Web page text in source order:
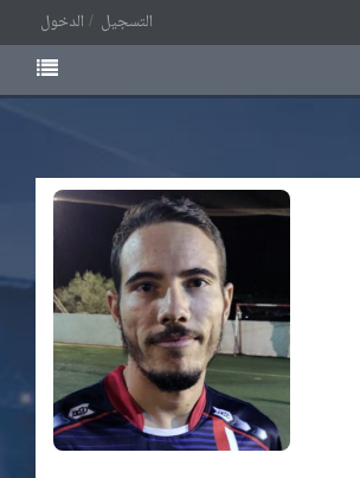
الدخول التسجيل